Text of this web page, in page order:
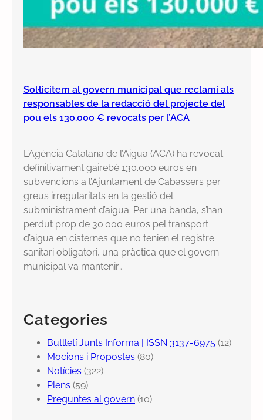
Sol·licitem al govern municipal que reclami als
responsables de la redacció del projecte del
pou els 130.000 € revocats per l’ACA
L’Agència Catalana de l’Aigua (ACA) ha revocat
definitivament gairebé 130.000 euros en
subvencions a l’Ajuntament de Cabassers per
greus irregularitats en la gestió del
subministrament d’aigua. Per una banda, s’han
perdut prop de 30.000 euros pel transport
d’aigua en cisternes que no tenien el registre
sanitari obligatori, una pràctica que el govern
municipal va mantenir…
Categories
Butlletí Junts Informa | ISSN 3137-6975 (12)
Mocions i Propostes (80)
Notícies (322)
Plens (59)
Preguntes al govern (10)